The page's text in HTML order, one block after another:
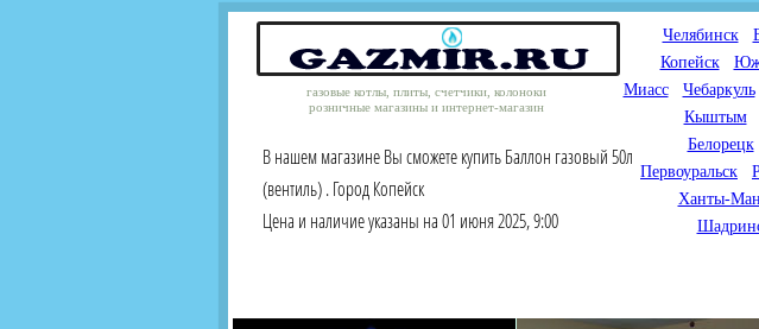
газовые котлы, плиты, счетчики, колоноки
розничные магазины и интернет-магазин
Челябинск
Копейск
Миасс
Чебаркуль
Кыштым
Белорецк
Первоуральск
Ханты-
В нашем магазине Вы сможете купить Баллон газовый 50л
(вентиль) . Город Копейск
Цена и наличие указаны на 01 июня 2025, 9:00